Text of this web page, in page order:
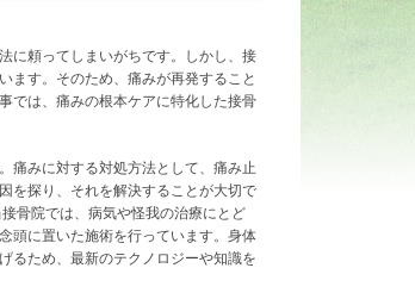
に頼ってしまいがちです。しかし、接
ます。そのため、痛みが再発すること
では、痛みの根本ケアに特化した接骨
痛みに対する対処方法として、痛み止
を探り、それを解決することが大切で
骨院では、病気や怪我の治療にとど
頭に置いた施術を行っています。身体
るため、最新のテクノロジーや知識を